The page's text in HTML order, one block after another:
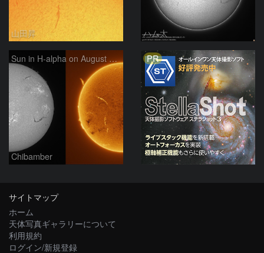
山田昇 ハム太
Sun in H-alpha on August 7, 2026
Chibamber
PR
サイトマップ
ホーム
天体写真ギャラリーについて
利用規約
ログイン/新規登録